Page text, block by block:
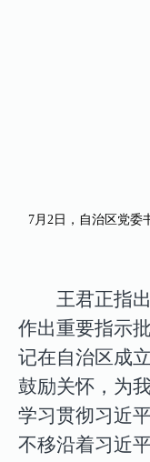
7月2日，自治区党委
王君正指出
作出重要指示
记在自治区成
鼓励关怀，为
学习贯彻习近
不移沿着习近